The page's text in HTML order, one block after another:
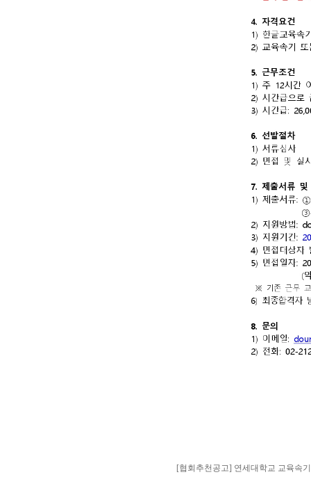
[협회추천공고] 연세대학교 교육속